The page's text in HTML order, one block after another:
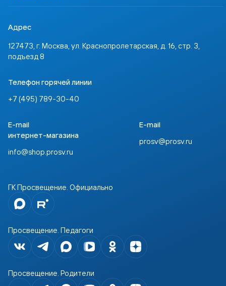
Адрес
127473, г. Москва, ул. Краснопролетарская, д. 16, стр. 3,
подъезд 8
Телефон горячей линии
+7 (495) 789-30-40
E-mail
интернет-магазина
info@shop.prosv.ru
E-mail
prosv@prosv.ru
ГК Просвещение. Официально
Просвещение. Педагоги
Просвещение. Родители